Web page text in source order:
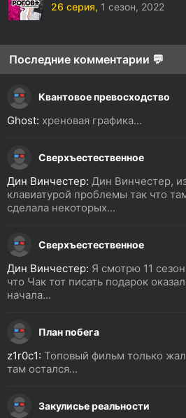
26 серия, 1 сезон, 2022
Последние комментарии 💬
Квантовое превосходство
Ghost: хреновая графика...
Сверхъестественное
Дин Винчестер: Дин Винчестер,
клавиатурой проблемы так что
сделала некоторых...
Сверхъестественное
Дин Винчестер: Я смотрю 11
что Чак тот писать подарок
начала...
План побега
z1r0c1: Топовый фильм только
там остался...
Закулисье реальности